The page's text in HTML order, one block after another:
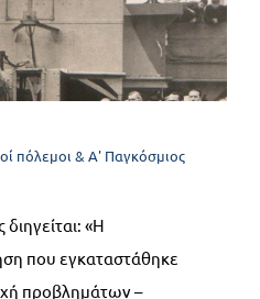
της
Α’ Π.
από
1917-
πόλεμοι & Α' Παγκόσμιος
πόλεμοι & Α' Παγκόσμιος
«Η
που εγκαταστάθηκε
προβλημάτων –